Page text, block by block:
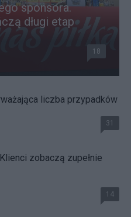
sponsora.
długi etap
18
liczba przypadków
31
zobaczą zupełnie
14